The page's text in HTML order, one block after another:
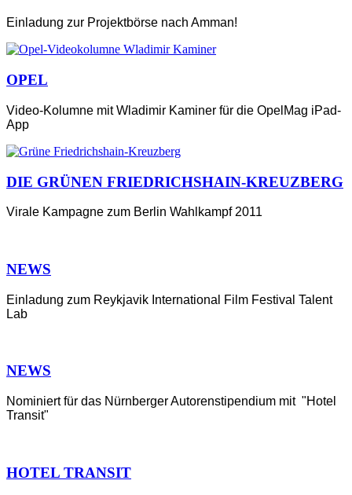
Einladung zur Projektbörse nach Amman!
OPEL
Video-Kolumne mit Wladimir Kaminer für die OpelMag iPad-
App
DIE GRÜNEN FRIEDRICHSHAIN-KREUZBERG
Virale Kampagne zum Berlin Wahlkampf 2011
NEWS
Einladung zum Reykjavik International Film Festival Talent
Lab
NEWS
Nominiert für das Nürnberger Autorenstipendium mit "Hotel
Transit"
HOTEL TRANSIT